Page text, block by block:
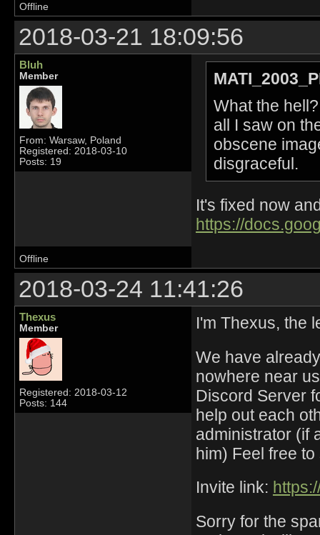
Offline
2018-03-21 18:09:56
Bluh
Member
From: Warsaw, Poland
Registered: 2018-03-10
Posts: 19
What the
all I saw on
obscene
disgraceful.
It's fixed now
https://
Offline
2018-03-24 11:41:26
Thexus
Member
Registered: 2018-03-12
Posts: 144
I'm Thexus, the
We have
nowhere near
Discord Server
help out each
administrator (if
him) Feel free
Invite link:
Sorry for the